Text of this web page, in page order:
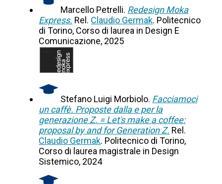
Marcello Petrelli. Redesign Moka
Express. Rel. Claudio Germak. Politecnico
di Torino, Corso di laurea in Design E
Comunicazione, 2025
Stefano Luigi Morbiolo. Facciamoci
un caffè. Proposte dalla e per la
generazione Z. = Let's make a coffee:
proposal by and for Generation Z. Rel.
Claudio Germak. Politecnico di Torino,
Corso di laurea magistrale in Design
Sistemico, 2024